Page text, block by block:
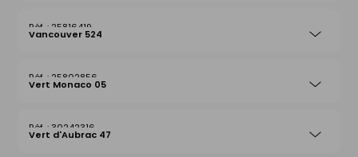
25816419
Vancouver 524
25802856
Vert Monaco 05
30242316
Vert d'Aubrac 47